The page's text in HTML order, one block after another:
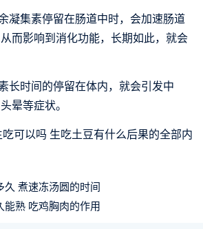
凝集素停留在肠道中时，会加速肠道
而影响到消化功能，长期如此，就会
长时间的停留在体内，就会引发中
晕等症状。
可以吗 生吃土豆有什么后果的全部内
久 煮速冻汤圆的时间
能熟 吃鸡胸肉的作用